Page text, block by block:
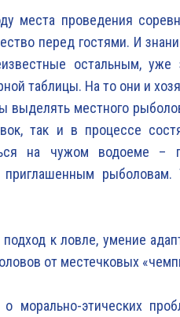
места проведения
перед гостями. И
остальным,
таблицы. На то они и
выделять местного
так и в процессе
на чужом водоеме
приглашенным рыболовам.
к ловле, умение
от местечковых
морально-этических